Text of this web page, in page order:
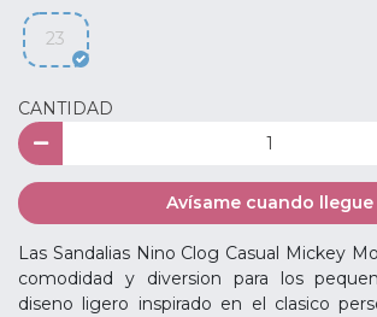
23
CANTIDAD
Avísame cuando llegue
Las Sandalias Nino Clog Casual Mickey
comodidad y diversion para los
diseno ligero inspirado en el clasico